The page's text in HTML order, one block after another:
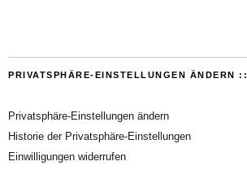
PRIVATSPHÄRE-EINSTELLUNGEN ÄNDERN ::
Privatsphäre-Einstellungen ändern
Historie der Privatsphäre-Einstellungen
Einwilligungen widerrufen